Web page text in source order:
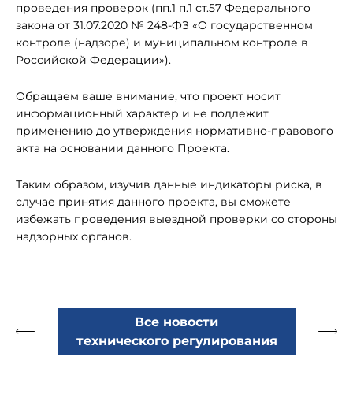
проведения проверок (пп.1 п.1 ст.57 Федерального
закона от 31.07.2020 № 248-ФЗ «О государственном
контроле (надзоре) и муниципальном контроле в
Российской Федерации»).
Обращаем ваше внимание, что проект носит
информационный характер и не подлежит
применению до утверждения нормативно-правового
акта на основании данного Проекта.
Таким образом, изучив данные индикаторы риска, в
случае принятия данного проекта, вы сможете
избежать проведения выездной проверки со стороны
надзорных органов.
Все новости
технического регулирования